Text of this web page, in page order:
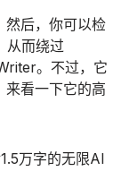
然后，你可以检
从而绕过
。不过，它
来看一下它的高
万字的无限AI